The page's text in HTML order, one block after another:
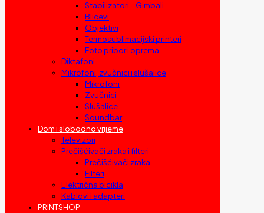
Stabilizatori – Gimbali
Blicevi
Objektivi
Termosublimacijski printeri
Foto pribor i oprema
Diktafoni
Mikrofoni, zvučnici i slušalice
Mikrofoni
Zvučnici
Slušalice
Soundbar
Dom i slobodno vrijeme
Televizori
Prečišćivači zraka i filteri
Prečišćivači zraka
Filteri
Električna bicikla
Kablovi i adapteri
PRINTSHOP